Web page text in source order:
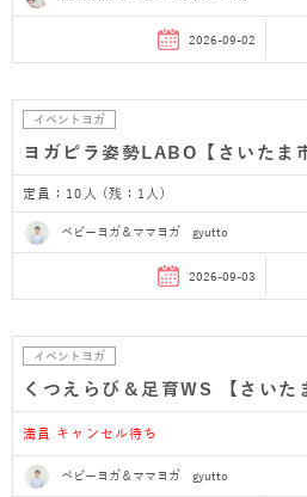
2026-09-02
イベントヨガ
定員：10人 (残：1人)
ベビーヨガ＆ママヨガ gyutto
2026-09-03
イベントヨガ
満員 キャンセル待ち
ベビーヨガ＆ママヨガ gyutto